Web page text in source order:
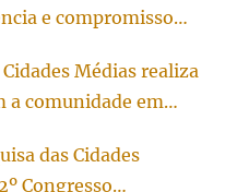
e compromisso
Médias realiza
a comunidade em
das Cidades
Congresso